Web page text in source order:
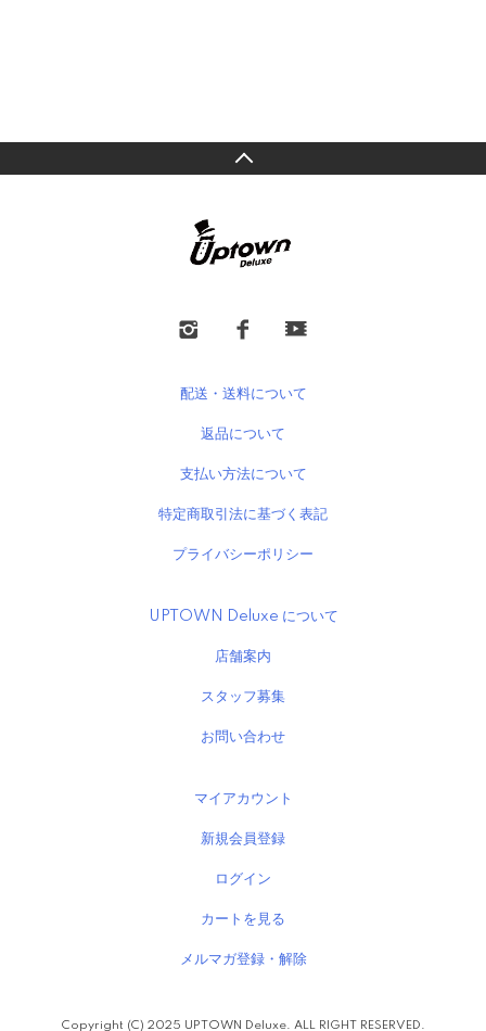
配送・送料について
返品について
支払い方法について
特定商取引法に基づく表記
プライバシーポリシー
UPTOWN Deluxe について
店舗案内
スタッフ募集
お問い合わせ
マイアカウント
新規会員登録
ログイン
カートを見る
メルマガ登録・解除
Copyright (C) 2025 UPTOWN Deluxe. ALL RIGHT RESERVED.